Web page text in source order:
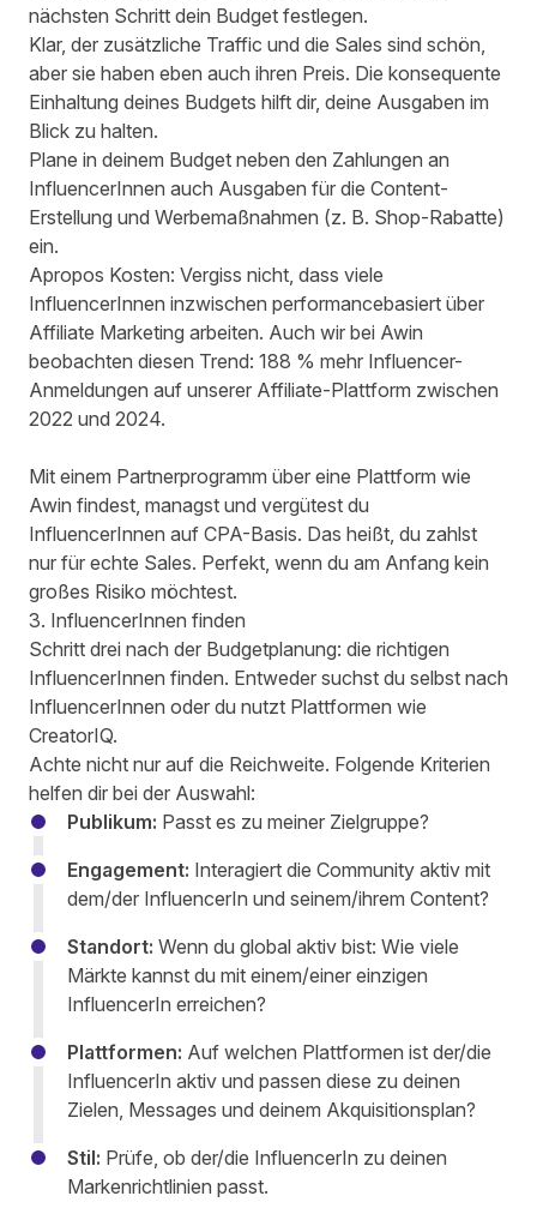
nächsten Schritt dein Budget festlegen.
Klar, der zusätzliche Traffic und die Sales sind schön,
aber sie haben eben auch ihren Preis. Die konsequente
Einhaltung deines Budgets hilft dir, deine Ausgaben im
Blick zu halten.
Plane in deinem Budget neben den Zahlungen an
InfluencerInnen auch Ausgaben für die Content-
Erstellung und Werbemaßnahmen (z. B. Shop-Rabatte)
ein.
Apropos Kosten: Vergiss nicht, dass viele
InfluencerInnen inzwischen performancebasiert über
Affiliate Marketing arbeiten. Auch wir bei Awin
beobachten diesen Trend: 188 % mehr Influencer-
Anmeldungen auf unserer Affiliate-Plattform zwischen
2022 und 2024.
Mit einem Partnerprogramm über eine Plattform wie
Awin findest, managst und vergütest du
InfluencerInnen auf CPA-Basis. Das heißt, du zahlst
nur für echte Sales. Perfekt, wenn du am Anfang kein
großes Risiko möchtest.
3. InfluencerInnen finden
Schritt drei nach der Budgetplanung: die richtigen
InfluencerInnen finden. Entweder suchst du selbst nach
InfluencerInnen oder du nutzt Plattformen wie
CreatorIQ.
Achte nicht nur auf die Reichweite. Folgende Kriterien
helfen dir bei der Auswahl:
Publikum: Passt es zu meiner Zielgruppe?
Engagement: Interagiert die Community aktiv mit
dem/der InfluencerIn und seinem/ihrem Content?
Standort: Wenn du global aktiv bist: Wie viele
Märkte kannst du mit einem/einer einzigen
InfluencerIn erreichen?
Plattformen: Auf welchen Plattformen ist der/die
InfluencerIn aktiv und passen diese zu deinen
Zielen, Messages und deinem Akquisitionsplan?
Stil: Prüfe, ob der/die InfluencerIn zu deinen
Markenrichtlinien passt.